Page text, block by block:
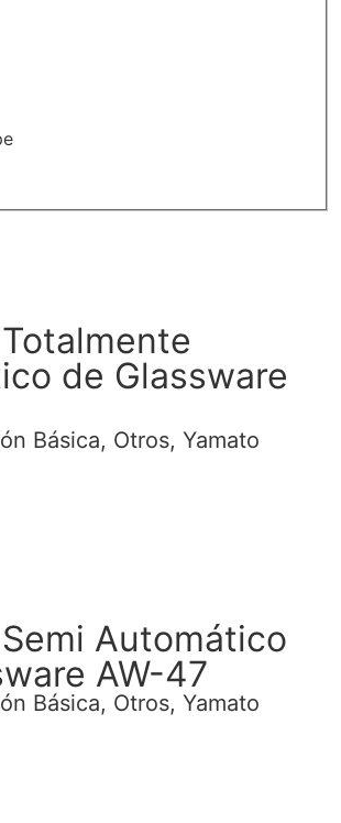
de Glassware
Básica, Otros, Yamato
Automático
AW-47
Básica, Otros, Yamato